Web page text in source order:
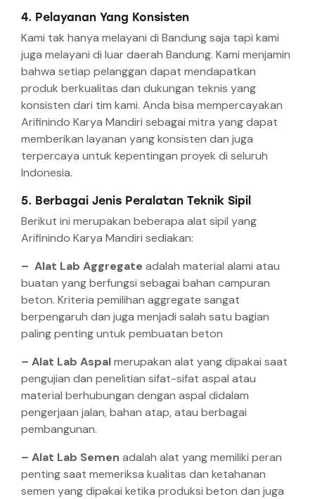
4. Pelayanan Yang Konsisten
Kami tak hanya melayani di Bandung saja tapi kami
juga melayani di luar daerah Bandung. Kami menjamin
bahwa setiap pelanggan dapat mendapatkan
produk berkualitas dan dukungan teknis yang
konsisten dari tim kami. Anda bisa mempercayakan
Arifinindo Karya Mandiri sebagai mitra yang dapat
memberikan layanan yang konsisten dan juga
terpercaya untuk kepentingan proyek di seluruh
Indonesia.
5. Berbagai Jenis Peralatan Teknik Sipil
Berikut ini merupakan beberapa alat sipil yang
Arifinindo Karya Mandiri sediakan:
– Alat Lab Aggregate adalah material alami atau
buatan yang berfungsi sebagai bahan campuran
beton. Kriteria pemilihan aggregate sangat
berpengaruh dan juga menjadi salah satu bagian
paling penting untuk pembuatan beton
– Alat Lab Aspalmerupakan alat yang dipakai saat
pengujian dan penelitian sifat-sifat aspal atau
material berhubungan dengan aspal didalam
pengerjaan jalan, bahan atap, atau berbagai
pembangunan.
– Alat Lab Semen adalah alat yang memiliki peran
penting saat memeriksa kualitas dan ketahanan
semen yang dipakai ketika produksi beton dan juga